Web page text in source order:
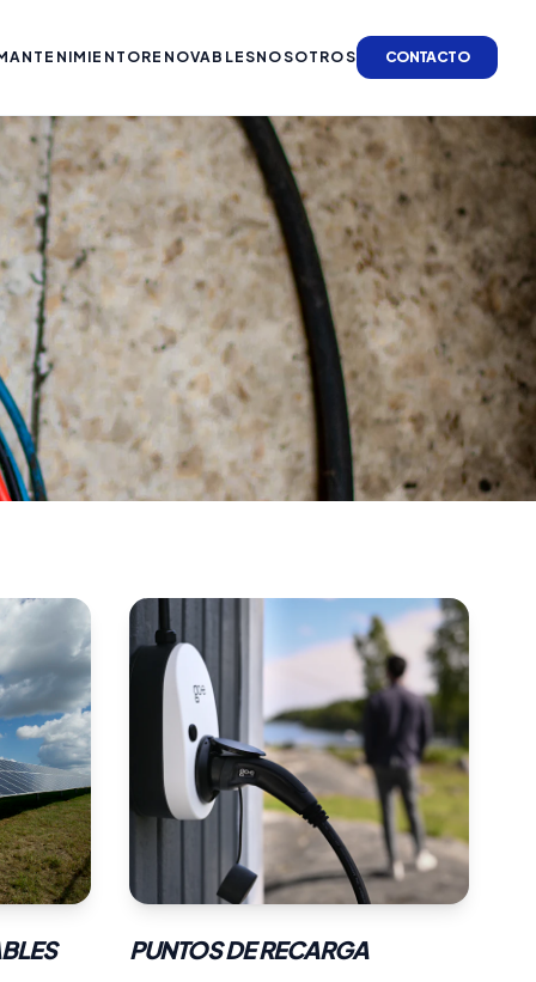
RENOVABLESNOSOTROS CONTACTO
PUNTOS DE RECARGA
PUNTOS DE RECARGA